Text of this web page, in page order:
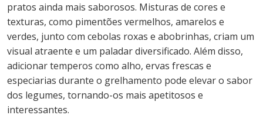
pratos ainda mais saborosos. Misturas de cores e
texturas, como pimentões vermelhos, amarelos e
verdes, junto com cebolas roxas e abobrinhas, criam um
visual atraente e um paladar diversificado. Além disso,
adicionar temperos como alho, ervas frescas e
especiarias durante o grelhamento pode elevar o sabor
dos legumes, tornando-os mais apetitosos e
interessantes.